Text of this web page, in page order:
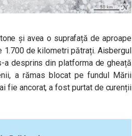
și avea o suprafață de aproape
1.700 de kilometri pătrați. Aisbergul
desprins din platforma de gheață
a rămas blocat pe fundul Mării
fie ancorat, a fost purtat de curenții